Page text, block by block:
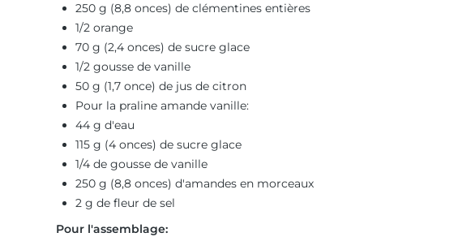
250 g (8,8 onces) de clémentines entières
1/2 orange
70 g (2,4 onces) de sucre glace
1/2 gousse de vanille
50 g (1,7 once) de jus de citron
Pour la praline amande vanille:
44 g d'eau
115 g (4 onces) de sucre glace
1/4 de gousse de vanille
250 g (8,8 onces) d'amandes en morceaux
2 g de fleur de sel
Pour l'assemblage: